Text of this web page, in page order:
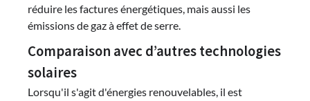
réduire les factures énergétiques, mais aussi les
émissions de gaz à effet de serre.
Comparaison avec d’autres technologies
solaires
Lorsqu'il s'agit d'énergies renouvelables, il est